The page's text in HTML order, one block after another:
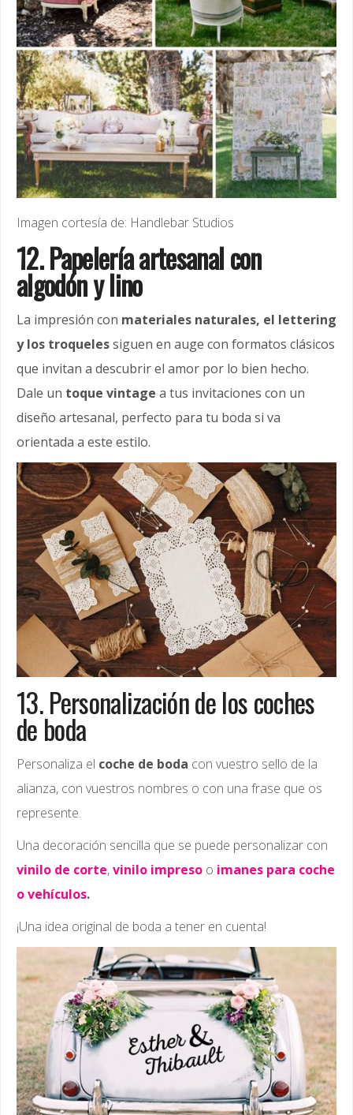
Imagen cortesía de: Handlebar Studios
12. Papelería artesanal con
algodón y lino
La impresión con materiales naturales, el lettering
y los troquelessiguen en auge con formatos clásicos
que invitan a descubrir el amor por lo bien hecho.
Dale un toque vintage a tus invitaciones con un
diseño artesanal, perfecto para tu boda si va
orientada a este estilo.
13. Personalización de los coches
de boda
Personaliza el coche de boda con vuestro sello de la
alianza, con vuestros nombres o con una frase que os
represente.
Una decoración sencilla que se puede personalizar con
vinilo de corte,vinilo impreso o imanes para coche
o vehículos.
¡Una idea original de boda a tener en cuenta!